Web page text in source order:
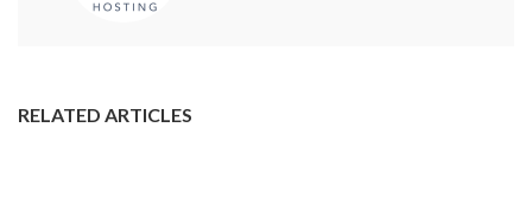
RELATED ARTICLES